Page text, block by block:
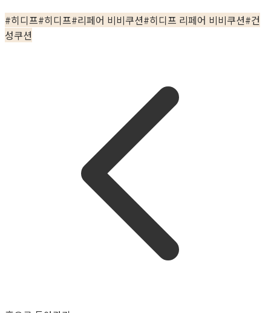
#히디프#히디프#리페어 비비쿠션#히디프 리페어 비비쿠션#건
성쿠션